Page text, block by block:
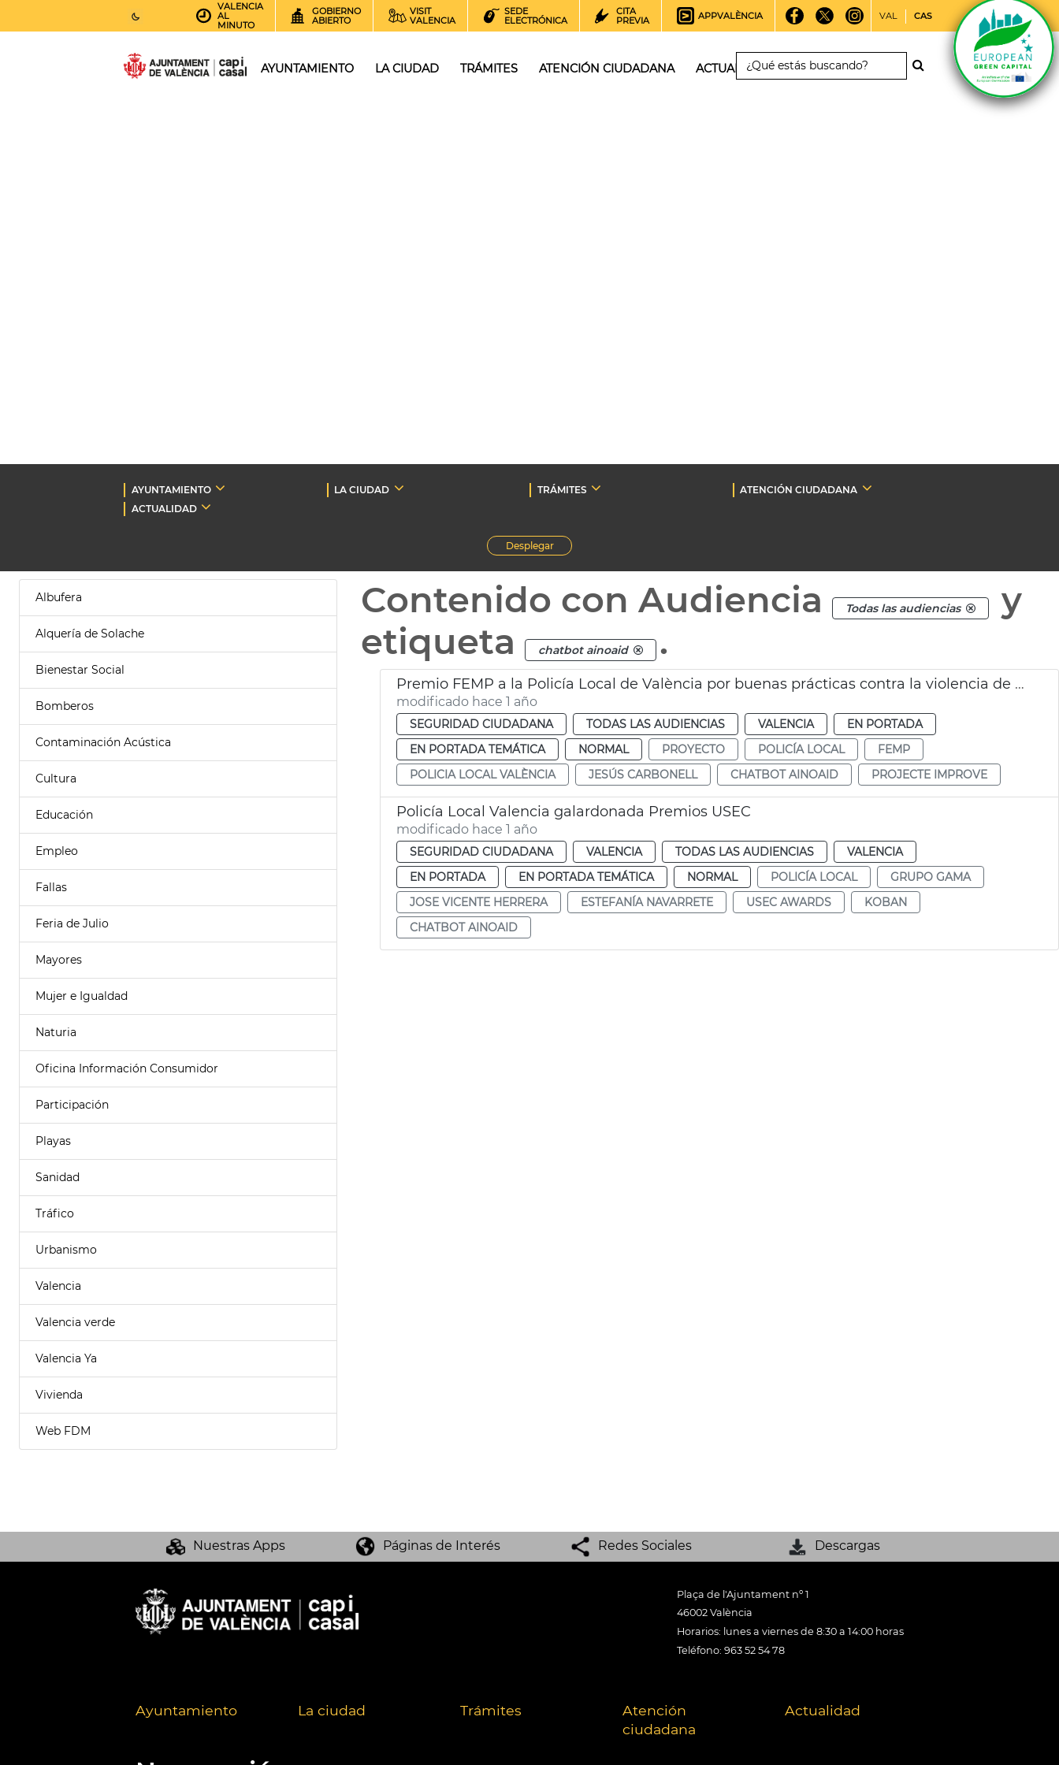
AEMET.GRADOS
VALENCIA
AL
MINUTO
GOBIERNO
ABIERTO
VISIT
VALENCIA
SEDE
ELECTRÓNICA
CITA
PREVIA
APPVALÈNCIA VAL CAS
AYUNTAMIENTO LA CIUDAD TRÁMITES ATENCIÓN CIUDADANA ACTUALIDAD
AYUNTAMIENTO LA CIUDAD TRÁMITES
ATENCIÓN CIUDADANA
ACTUALIDAD
Desplegar
Albufera
Alquería de Solache
Bienestar Social
Bomberos
Contaminación Acústica
Cultura
Educación
Empleo
Fallas
Feria de Julio
Mayores
Mujer e Igualdad
Naturia
Oficina Información Consumidor
Participación
Playas
Sanidad
Tráfico
Urbanismo
Valencia
Valencia verde
Valencia Ya
Vivienda
Web FDM
Contenido con Audiencia Todas las audiencias
y
etiqueta
chatbot ainoaid .
Premio FEMP a la Policía Local de València por buenas prácticas contra la violencia de género
modificado hace 1 año
SEGURIDAD CIUDADANA TODAS LAS AUDIENCIAS VALENCIA
EN PORTADA
EN PORTADA TEMÁTICA
NORMAL PROYECTO POLICÍA LOCAL
FEMP
POLICIA LOCAL VALÈNCIA
JESÚS CARBONELL CHATBOT AINOAID PROJECTE IMPROVE
Policía Local Valencia galardonada Premios USEC
modificado hace 1 año
SEGURIDAD CIUDADANA VALENCIA TODAS LAS AUDIENCIAS
VALENCIA
EN PORTADA
EN PORTADA TEMÁTICA NORMAL POLICÍA LOCAL
GRUPO GAMA
JOSE VICENTE HERRERA
ESTEFANÍA NAVARRETE USEC AWARDS
KOBAN
CHATBOT AINOAID
Nuestras Apps Páginas de Interés Redes Sociales Descargas
Plaça de l'Ajuntament nº 1
46002 València
Horarios: lunes a viernes de 8:30 a 14:00 horas
Teléfono: 963 52 54 78
Ayuntamiento La ciudad Trámites
Atención
ciudadana
Actualidad